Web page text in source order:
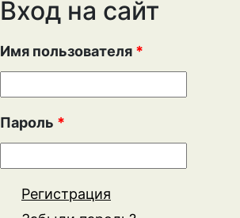
Вход на сайт
Имя пользователя *
Пароль *
Регистрация